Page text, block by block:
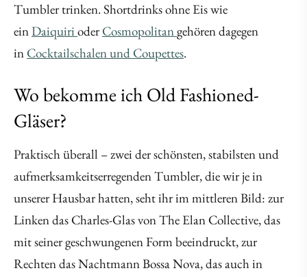
Tumbler trinken. Shortdrinks ohne Eis wie
einDaiquiri oderCosmopolitangehören dagegen
in Cocktailschalen und Coupettes.
Wo bekomme ich Old Fashioned-
Gläser?
Praktisch überall – zwei der schönsten, stabilsten und
aufmerksamkeitserregenden Tumbler, die wir je in
unserer Hausbar hatten, seht ihr im mittleren Bild: zur
Linken das Charles-Glas von The Elan Collective, das
mit seiner geschwungenen Form beeindruckt, zur
Rechten das Nachtmann Bossa Nova, das auch in